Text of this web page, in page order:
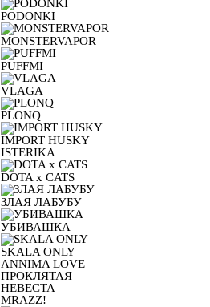
PODONKI
MONSTERVAPOR
PUFFMI
VLAGA
PLONQ
IMPORT HUSKY
ISTERIKA
DOTA x CATS
ЗЛАЯ ЛАБУБУ
УБИВАШКА
SKALA ONLY
ANNIMA LOVE
ПРОКЛЯТАЯ
НЕВЕСТА
MRAZZ!